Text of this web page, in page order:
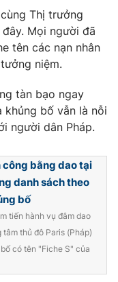
thao
sản
Việt
bằng AI
Thị trưởng
Mọi người đã
tên các nạn nhân
niệm.
tàn bạo ngay
khủng bố vẫn là nỗi
người dân Pháp.
công bằng dao tại
danh sách theo
bố
tiến hành vụ đâm dao
thủ đô Paris (Pháp)
có tên "Fiche S" của